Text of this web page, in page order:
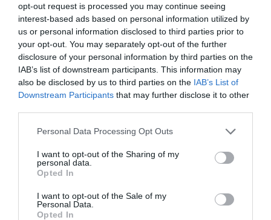
opt-out request is processed you may continue seeing
interest-based ads based on personal information utilized by
us or personal information disclosed to third parties prior to
your opt-out. You may separately opt-out of the further
disclosure of your personal information by third parties on the
IAB’s list of downstream participants. This information may
also be disclosed by us to third parties on the IAB’s List of
Downstream Participants that may further disclose it to other
Please note that this website/app uses one or more Google
not limited to your visit or usage behaviour. You may click to
grant or deny consent to Google and its third-party tags to
use your data for below specified purposes in below Google
consent section.
Personal Data Processing Opt Outs
I want to opt-out of the Sharing of my
personal data.
Opted In
I want to opt-out of the Sale of my
Personal Data.
Opted In
10.08.2023 | 19:09
Οι Τούρκοι στέλνουν για έρευνες το
Ρόδου (βίντεο)
«Στόχος μας είναι να δημιουργήσουμε μια ζώνη
ειρήνης, σταθερότητας και ευημερίας γύρω από τη
χώρα μας»